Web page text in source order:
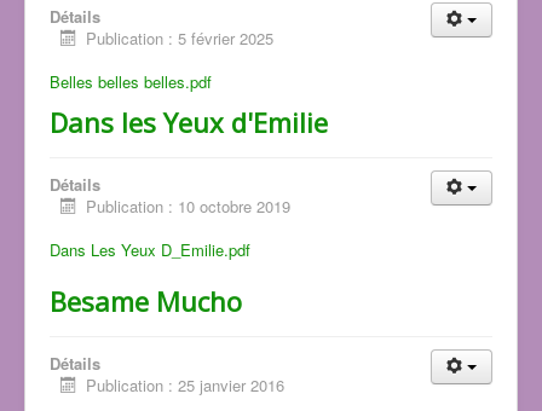
Détails
Publication : 5 février 2025
Belles belles belles.pdf
Dans les Yeux d'Emilie
Détails
Publication : 10 octobre 2019
Dans Les Yeux D_Emilie.pdf
Besame Mucho
Détails
Publication : 25 janvier 2016